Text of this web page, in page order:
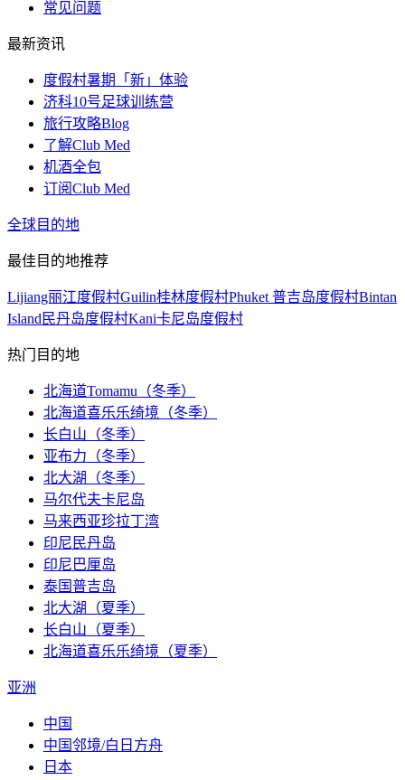
常见问题
最新资讯
度假村暑期「新」体验
济科10号足球训练营
旅行攻略Blog
了解Club Med
机酒全包
订阅Club Med
全球目的地
最佳目的地推荐
Lijiang丽江度假村Guilin桂林度假村Phuket 普吉岛度假村Bintan
Island民丹岛度假村Kani卡尼岛度假村
热门目的地
北海道Tomamu（冬季）
北海道喜乐乐绮境（冬季）
长白山（冬季）
亚布力（冬季）
北大湖（冬季）
马尔代夫卡尼岛
马来西亚珍拉丁湾
印尼民丹岛
印尼巴厘岛
泰国普吉岛
北大湖（夏季）
长白山（夏季）
北海道喜乐乐绮境（夏季）
亚洲
中国
中国邻境/白日方舟
日本